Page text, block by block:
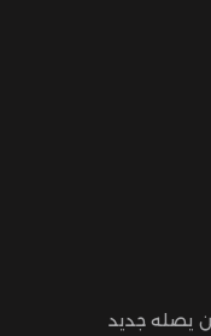
من يصله جديد